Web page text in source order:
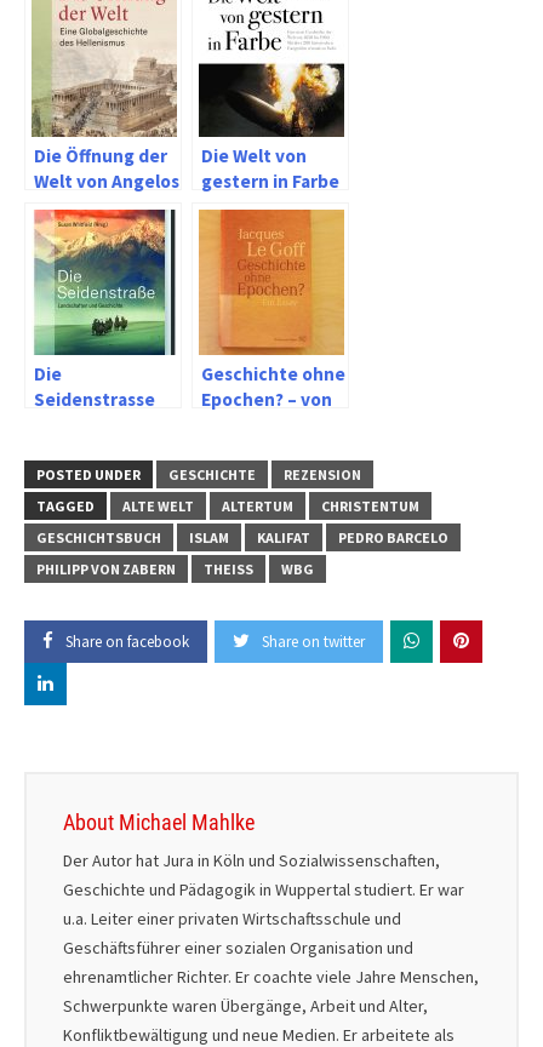
Die Öffnung der
Welt von Angelos
Chaniotis
Die Welt von
gestern in Farbe
Die
Seidenstrasse
Geschichte ohne
Epochen? – von
POSTED UNDER GESCHICHTE
REZENSION
TAGGED
ALTE WELT ALTERTUM
CHRISTENTUM
GESCHICHTSBUCH
ISLAM KALIFAT
PEDRO BARCELO
PHILIPP VON ZABERN
THEISS WBG
Share on facebook Share on twitter
About Michael Mahlke
Der Autor hat Jura in Köln und Sozialwissenschaften,
Geschichte und Pädagogik in Wuppertal studiert. Er war
u.a. Leiter einer privaten Wirtschaftsschule und
Geschäftsführer einer sozialen Organisation und
ehrenamtlicher Richter. Er coachte viele Jahre Menschen,
Schwerpunkte waren Übergänge, Arbeit und Alter,
Konfliktbewältigung und neue Medien. Er arbeitete als